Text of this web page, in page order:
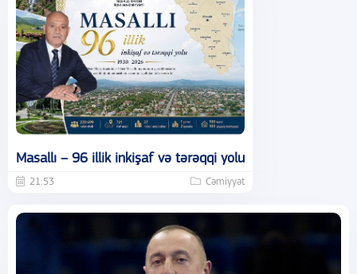
Masallı – 96 illik inkişaf və tərəqqi yolu
21:53 Cəmiyyət